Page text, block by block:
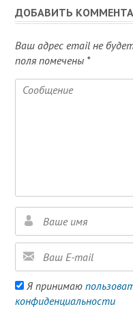
ДОБАВИТЬ
Ваш адрес email не
поля помечены *
Я принимаю
конфиденциальности